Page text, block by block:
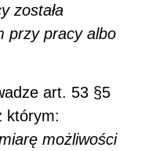
została
przy pracy albo
art. 53 §5
którym:
możliwości